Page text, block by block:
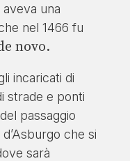
una
nel 1466 fu
novo.
incaricati di
strade e ponti
passaggio
che si
sarà